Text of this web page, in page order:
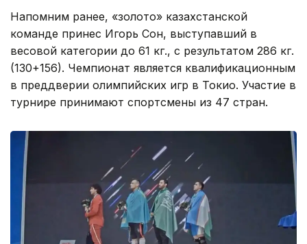
Напомним ранее, «золото» казахстанской
команде принес Игорь Сон, выступавший в
весовой категории до 61 кг., с результатом 286 кг.
(130+156). Чемпионат является квалификационным
в преддверии олимпийских игр в Токио. Участие в
турнире принимают спортсмены из 47 стран.